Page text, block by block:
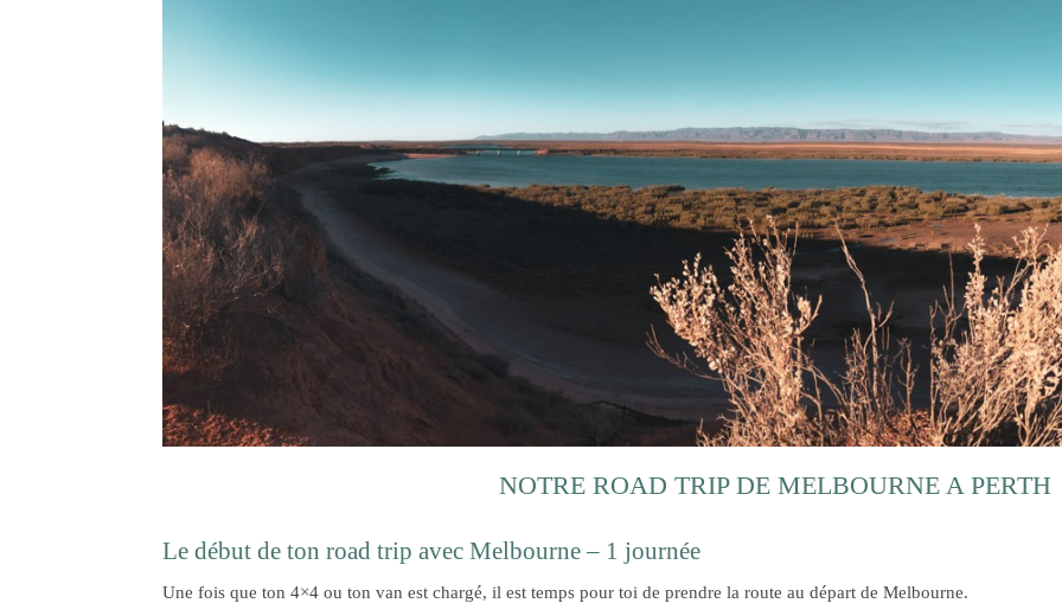
NOTRE ROAD TRIP DE MELBOURNE A PERTH
Le début de ton road trip avec Melbourne – 1 journée
Une fois que ton 4×4 ou ton van est chargé, il est temps pour toi de prendre la route au départ de Melbourne.